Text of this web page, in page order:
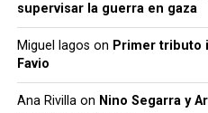
supervisar la guerra en gaza
Miguel lagos on Primer tributo
Favio
Ana Rivillaon Nino Segarra y